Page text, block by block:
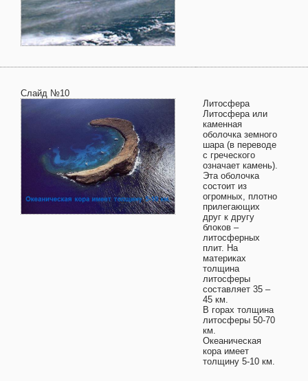
Слайд №10
Литосфера
Литосфера или
каменная
оболочка земного
шара (в переводе
с греческого
означает камень).
Эта оболочка
состоит из
огромных, плотно
прилегающих
друг к другу
блоков –
литосферных
плит. На
материках
толщина
литосферы
составляет 35 –
45 км.
В горах толщина
литосферы 50-70
км.
Океаническая
кора имеет
толщину 5-10 км.